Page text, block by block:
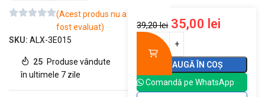
(Acest produs nu a
fost evaluat)
SKU: ALX-3E015
25 Produse vândute
în ultimele 7 zile
39,20lei 35,00 lei
ADAUGĂ ÎN COȘ
Comandă pe WhatsApp